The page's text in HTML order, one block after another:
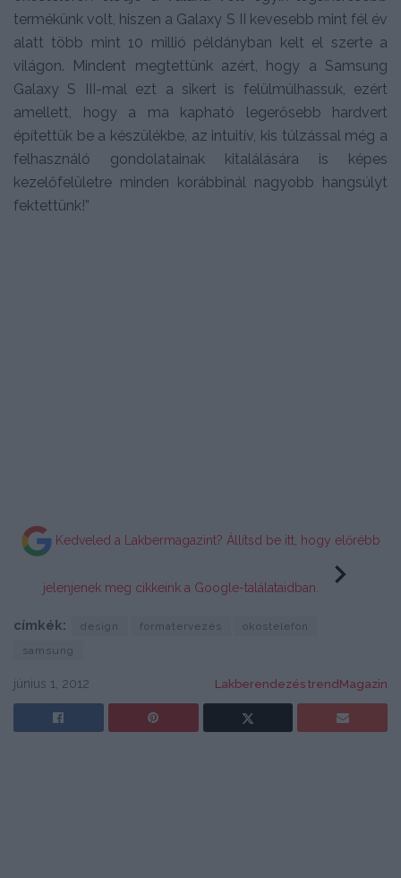
termékünk volt, hiszen a Galaxy S II kevesebb mint fél év
alatt több mint 10 millió példányban kelt el szerte a
világon. Mindent megtettünk azért, hogy a Samsung
Galaxy S III-mal ezt a sikert is felülmúlhassuk, ezért
amellett, hogy a ma kapható legerősebb hardvert
építettük be a készülékbe, az intuitív, kis túlzással még a
felhasználó gondolatainak kitalálására is képes
kezelőfelületre minden korábbinál nagyobb hangsúlyt
fektettünk!”
Kedveled a Lakbermagazint? Állítsd be itt, hogy előrébb
jelenjenek meg cikkeink a Google-találataidban.
címkék: design formatervezés
okostelefon
samsung
június 1, 2012 Lakberendezés trendMagazin